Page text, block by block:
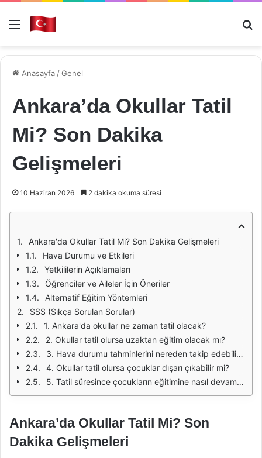
Menü
Anasayfa /Genel
Ankara’da Okullar Tatil
Mi? Son Dakika
Gelişmeleri
10 Haziran 2026 2 dakika okuma süresi
Ankara'da Okullar Tatil Mi? Son Dakika Gelişmeleri
Hava Durumu ve Etkileri
Yetkililerin Açıklamaları
Öğrenciler ve Aileler İçin Öneriler
Alternatif Eğitim Yöntemleri
SSS (Sıkça Sorulan Sorular)
1. Ankara'da okullar ne zaman tatil olacak?
2. Okullar tatil olursa uzaktan eğitim olacak mı?
3. Hava durumu tahminlerini nereden takip edebilirim?
4. Okullar tatil olursa çocuklar dışarı çıkabilir mi?
5. Tatil süresince çocukların eğitimine nasıl devam edebilirim?
Ankara’da Okullar Tatil Mi? Son
Dakika Gelişmeleri